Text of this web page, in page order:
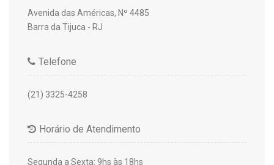
Avenida das Américas, Nº 4485
Barra da Tijuca - RJ
Telefone
(21) 3325-4258
Horário de Atendimento
Segunda a Sexta: 9hs às 18hs